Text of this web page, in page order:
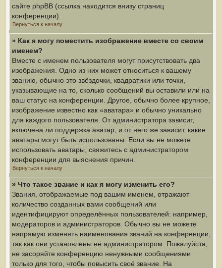
сайте phpBB (ссылка находится внизу страниц
конференции).
Вернуться к началу
» Как я могу поместить изображение вместе со своим
именем?
Вместе с именем пользователя могут присутствовать два
изображения. Одно из них может относиться к вашему
званию, обычно это звёздочки, квадратики или точки,
указывающие на то, сколько сообщений вы оставили или на
ваш статус на конференции. Другое, обычно более крупное,
изображение известно как «аватара» и обычно уникально
для каждого пользователя. От администратора зависит,
включена ли поддержка аватар, и от него же зависит, какие
аватары могут быть использованы. Если вы не можете
использовать аватары, свяжитесь с администратором
конференции для выяснения причин.
Вернуться к началу
» Что такое звание и как я могу изменить его?
Звания, отображаемые под вашим именем, отражают
количество созданных вами сообщений или
идентифицируют определённых пользователей: например,
модераторов и администраторов. Обычно вы не можете
напрямую изменять наименования званий на конференции,
так как они установлены её администратором. Пожалуйста,
не засоряйте конференцию ненужными сообщениями
только для того, чтобы повысить своё звание. На